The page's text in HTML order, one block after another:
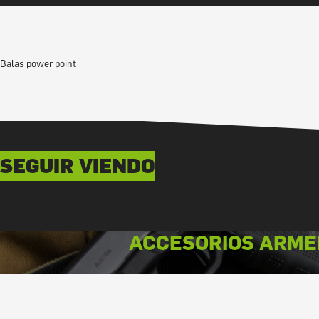
Balas power point
SEGUIR VIENDO
ACCESORIOS